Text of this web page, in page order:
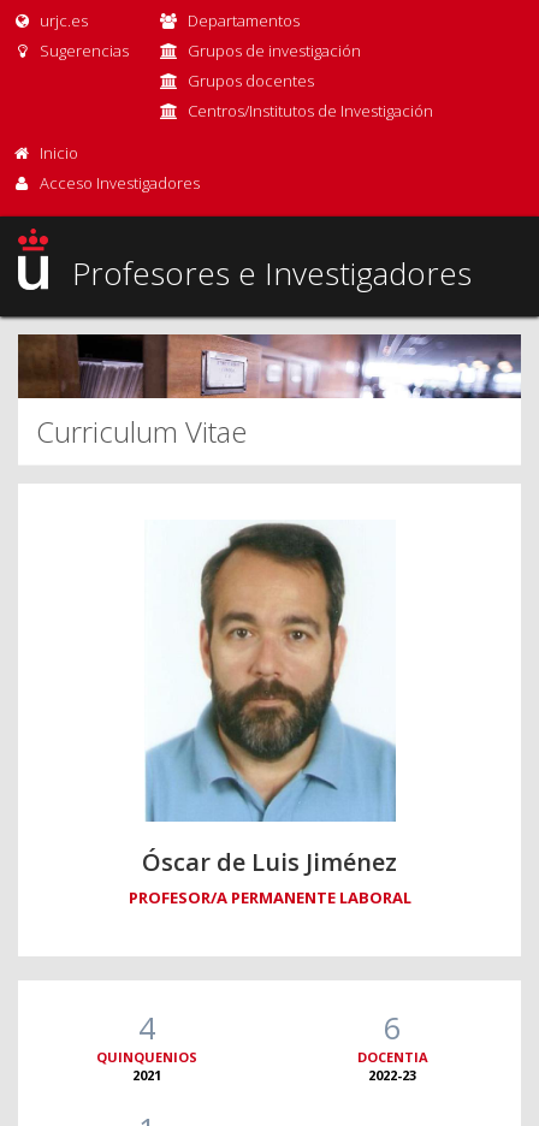
urjc.es
Sugerencias
Departamentos
Grupos de investigación
Grupos docentes
Centros/Institutos de Investigación
Inicio
Acceso Investigadores
Profesores e Investigadores
Curriculum Vitae
Óscar de Luis Jiménez
PROFESOR/A PERMANENTE LABORAL
4
QUINQUENIOS
2021
6
DOCENTIA
2022-23